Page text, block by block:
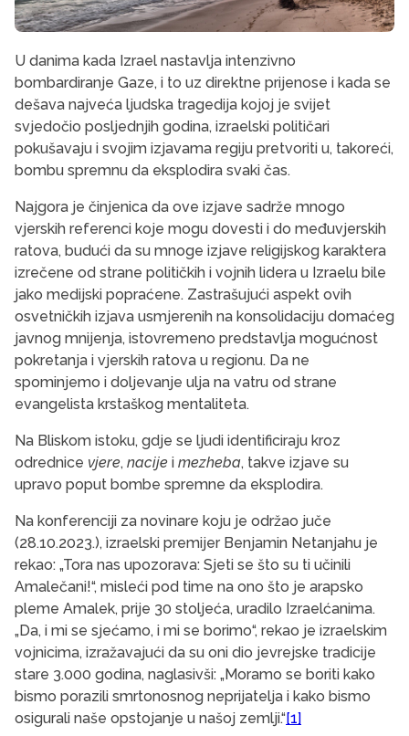
U danima kada Izrael nastavlja intenzivno
bombardiranje Gaze, i to uz direktne prijenose i kada se
dešava najveća ljudska tragedija kojoj je svijet
svjedočio posljednjih godina, izraelski političari
pokušavaju i svojim izjavama regiju pretvoriti u, takoreći,
bombu spremnu da eksplodira svaki čas.
Najgora je činjenica da ove izjave sadrže mnogo
vjerskih referenci koje mogu dovesti i do međuvjerskih
ratova, budući da su mnoge izjave religijskog karaktera
izrečene od strane političkih i vojnih lidera u Izraelu bile
jako medijski popraćene. Zastrašujući aspekt ovih
osvetničkih izjava usmjerenih na konsolidaciju domaćeg
javnog mnijenja, istovremeno predstavlja mogućnost
pokretanja i vjerskih ratova u regionu. Da ne
spominjemo i doljevanje ulja na vatru od strane
evangelista krstaškog mentaliteta.
Na Bliskom istoku, gdje se ljudi identificiraju kroz
odrednice vjere, nacije i mezheba, takve izjave su
upravo poput bombe spremne da eksplodira.
Na konferenciji za novinare koju je održao juče
(28.10.2023.), izraelski premijer Benjamin Netanjahu je
rekao: „Tora nas upozorava: Sjeti se što su ti učinili
Amalečani!“, misleći pod time na ono što je arapsko
pleme Amalek, prije 30 stoljeća, uradilo Izraelćanima.
„Da, i mi se sjećamo, i mi se borimo“, rekao je izraelskim
vojnicima, izražavajući da su oni dio jevrejske tradicije
stare 3.000 godina, naglasivši: „Moramo se boriti kako
bismo porazili smrtonosnog neprijatelja i kako bismo
osigurali naše opstojanje u našoj zemlji.“[1]